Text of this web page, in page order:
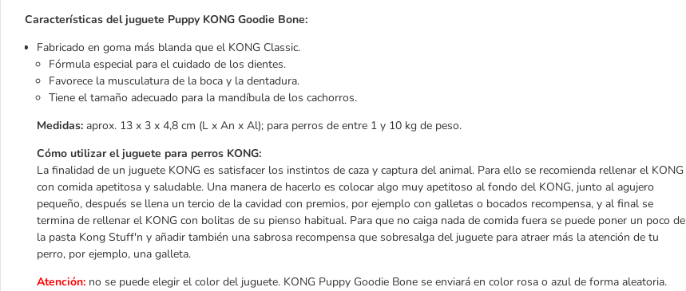
Características del juguete Puppy KONG Goodie Bone:
Fabricado en goma más blanda que el KONG Classic.
Fórmula especial para el cuidado de los dientes.
Favorece la musculatura de la boca y la dentadura.
Tiene el tamaño adecuado para la mandíbula de los cachorros.
Medidas: aprox. 13 x 3 x 4,8 cm (L x An x Al); para perros de entre 1 y 10 kg de peso.
Cómo utilizar el juguete para perros KONG:
La finalidad de un juguete KONG es satisfacer los instintos de caza y captura del animal. Para ello se recomienda rellenar el KONG
con comida apetitosa y saludable. Una manera de hacerlo es colocar algo muy apetitoso al fondo del KONG, junto al agujero
pequeño, después se llena un tercio de la cavidad con premios, por ejemplo con galletas o bocados recompensa, y al final se
termina de rellenar el KONG con bolitas de su pienso habitual. Para que no caiga nada de comida fuera se puede poner un poco de
la pasta Kong Stuff'n y añadir también una sabrosa recompensa que sobresalga del juguete para atraer más la atención de tu
perro, por ejemplo, una galleta.
Atención: no se puede elegir el color del juguete. KONG Puppy Goodie Bone se enviará en color rosa o azul de forma aleatoria.